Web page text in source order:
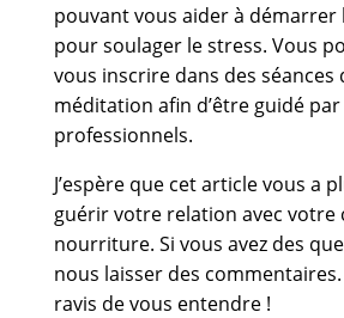
pouvant vous aider à
pour soulager le stress. Vous
vous inscrire dans des séances
méditation afin d’être guidé par
professionnels.
J’espère que cet article vous a
guérir votre relation avec votre
nourriture. Si vous avez des
nous laisser des
ravis de vous entendre !